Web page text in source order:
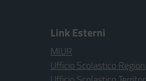
Link Esterni
MIUR
Ufficio Scolastico